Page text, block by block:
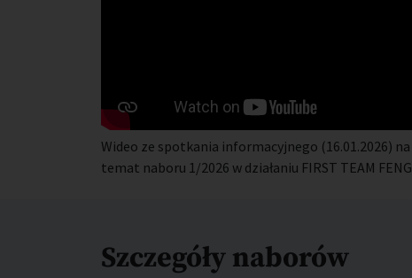
Wideo ze spotkania informacyjnego (16.01.2026) na
temat naboru 1/2026 w działaniu FIRST TEAM FENG
Szczegóły naborów